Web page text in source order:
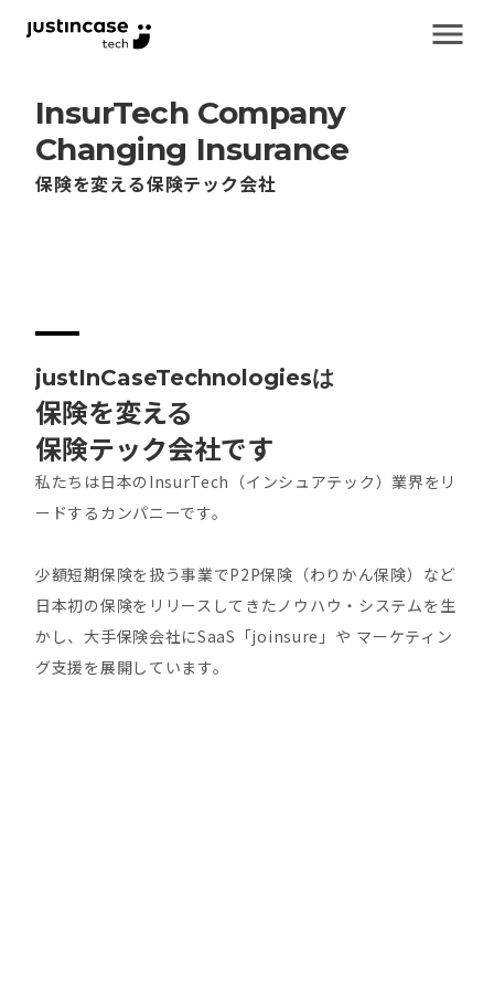
menu
dehaze
dehaze
dehaze
dehaze
menu
dehaze
InsurTech Company
Changing Insurance
保険を変える保険テック会社
justInCaseTechnologiesは
保険を変える
保険テック会社です
私たちは日本のInsurTech（インシュアテック）業界をリ
ードするカンパニーです。
少額短期保険を扱う事業でP2P保険（わりかん保険）など
日本初の保険をリリースしてきたノウハウ・システムを生
かし、大手保険会社にSaaS「joinsure」や マーケティン
グ支援を展開しています。
dehaze
dehaze
dehaze
dehaze
dehaze
menu
menu
menu
menu
menu
menu
menu
menu